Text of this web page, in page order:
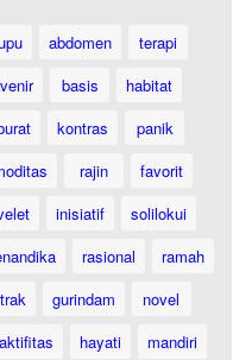
abdomen
terapi
basis
habitat
kontras
panik
rajin
favorit
inisiatif
solilokui
rasional
ramah
gurindam
novel
hayati
mandiri